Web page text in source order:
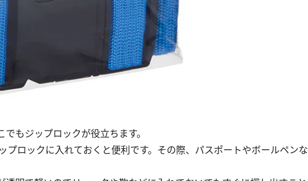
もジップロックが役立ちます。
プロックに入れておくと便利です。その際、パスポートやボールペンな